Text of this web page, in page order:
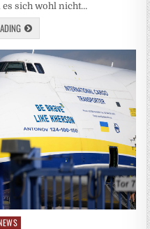
sich wohl nicht…